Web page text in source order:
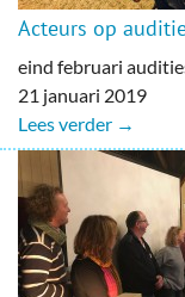
Acteurs op
eind februari
21 januari 2019
Lees verder →